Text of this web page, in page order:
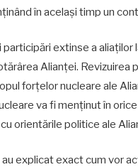
în același timp un
extinse a
Alianței. Revizuirea
forțelor nucleare ale
va fi menținut în
orientările politice ale
au explicat exact cum vor